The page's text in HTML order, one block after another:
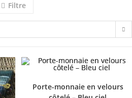
Filtre
Porte-monnaie en velours